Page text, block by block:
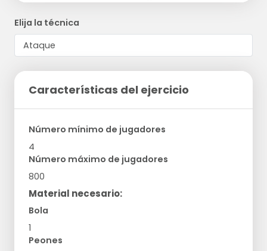
Elija la técnica
Características del ejercicio
Número mínimo de jugadores
4
Número máximo de jugadores
800
Material necesario:
Bola
1
Peones